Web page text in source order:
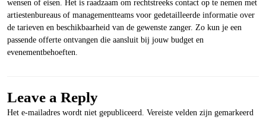
wensen of eisen. Het is raadzaam om rechtstreeks contact op te nemen met
artiestenbureaus of managementteams voor gedetailleerde informatie over
de tarieven en beschikbaarheid van de gewenste zanger. Zo kun je een
passende offerte ontvangen die aansluit bij jouw budget en
evenementbehoeften.
Leave a Reply
Het e-mailadres wordt niet gepubliceerd. Vereiste velden zijn gemarkeerd